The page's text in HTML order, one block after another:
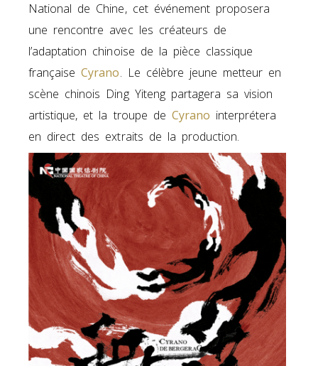
National de Chine, cet événement proposera
une rencontre avec les créateurs de
l’adaptation chinoise de la pièce classique
françaiseCyrano. Le célèbre jeune metteur en
scène chinois Ding Yiteng partagera sa vision
artistique, et la troupe de Cyrano interprétera
en direct des extraits de la production.